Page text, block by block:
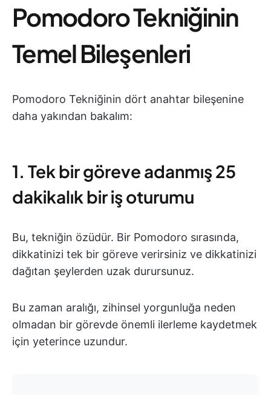
Pomodoro Tekniğinin
Temel Bileşenleri
Pomodoro Tekniğinin dört anahtar bileşenine
daha yakından bakalım:
1. Tek bir göreve adanmış 25
dakikalık bir iş oturumu
Bu, tekniğin özüdür. Bir Pomodoro sırasında,
dikkatinizi tek bir göreve verirsiniz ve dikkatinizi
dağıtan şeylerden uzak durursunuz.
Bu zaman aralığı, zihinsel yorgunluğa neden
olmadan bir görevde önemli ilerleme kaydetmek
için yeterince uzundur.